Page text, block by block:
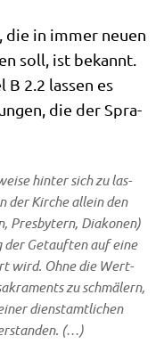
die in immer neu­en
soll, ist bekannt.
B 2.2 las­sen es
die der Spra­
hin­ter sich zu las­
der Kir­che allein den
Pres­by­tern, Dia­ko­nen)
der Getauf­ten auf eine
wird. Ohne die Wert­
zu schmä­lern,
dienst­amt­li­chen
(…)